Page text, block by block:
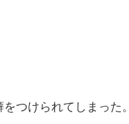
つけられてしまった。